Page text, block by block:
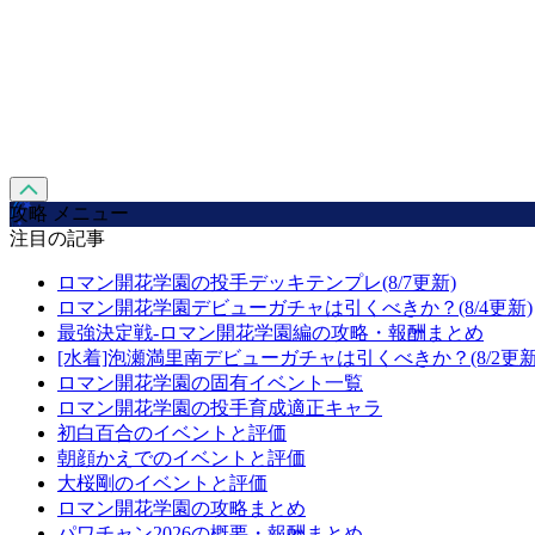
攻略 メニュー
注目の記事
ロマン開花学園の投手デッキテンプレ(8/7更新)
ロマン開花学園デビューガチャは引くべきか？(8/4更新)
最強決定戦-ロマン開花学園編の攻略・報酬まとめ
[水着]泡瀬満里南デビューガチャは引くべきか？(8/2更
ロマン開花学園の固有イベント一覧
ロマン開花学園の投手育成適正キャラ
初白百合のイベントと評価
朝顔かえでのイベントと評価
大桜剛のイベントと評価
ロマン開花学園の攻略まとめ